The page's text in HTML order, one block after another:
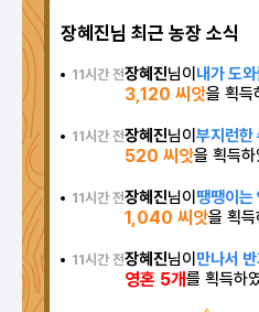
장혜진님 최근 농장 소식
11시간 전장혜진님이 내가 도
3,120 씨앗을 획득
11시간 전장혜진님이 부지런한
520 씨앗을 획득
11시간 전장혜진님이 땡땡이는
1,040 씨앗을 획득
11시간 전장혜진님이 만나서
영혼 5개를 획득하